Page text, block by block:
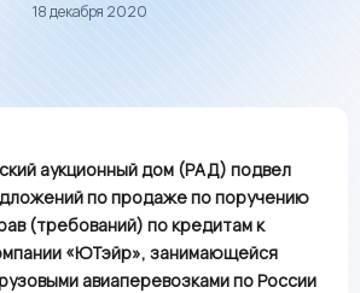
18 декабря 2020
аукционный дом (РАД) подвел
по продаже по поручению
(требований) по кредитам к
«ЮТэйр», занимающейся
авиаперевозками по России